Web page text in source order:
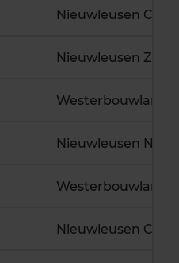
U
V
Nieuwleusen
Nieuwleusen
Nieuwleusen